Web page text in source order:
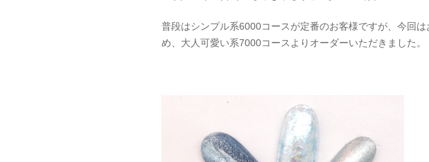
普段はシンプル系6000コースが定番のお客様ですが、今回
め、大人可愛い系7000コースよりオーダーいただきました。